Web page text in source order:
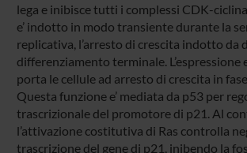
lega e inibisce tutti i complessi CDK-
e’ indotto in modo transiente durante la
replicativa, l’arresto di crescita indotto da
differenziamento terminale. L’espressione
porta le cellule ad arresto di crescita in
Questa funzione e’ mediata da p53 per
trascrizionale del promotore di p21. Al
l’attivazione costitutiva di Ras controlla
trascrizione del gene di p21, inibendo la